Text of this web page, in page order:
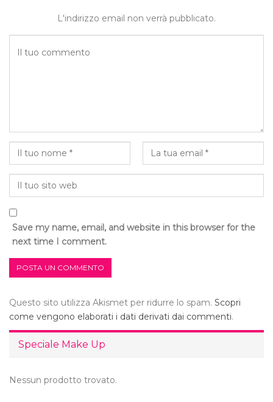
L'indirizzo email non verrà pubblicato.
Save my name, email, and website in this browser for the
next time I comment.
Questo sito utilizza Akismet per ridurre lo spam. Scopri
come vengono elaborati i dati derivati dai commenti.
Speciale Make Up
Nessun prodotto trovato.